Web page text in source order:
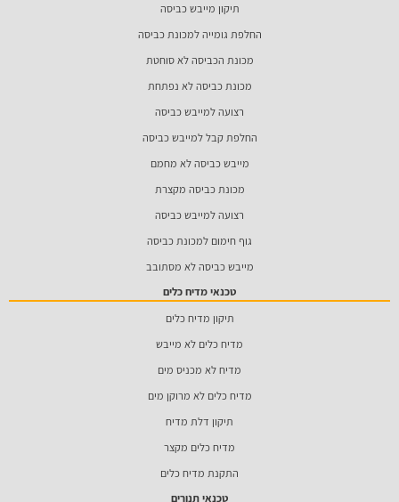
תיקון מייבש כביסה
החלפת גומייה למכונת כביסה
מכונת הכביסה לא סוחטת
מכונת כביסה לא נפתחת
רצועה למייבש כביסה
החלפת קבל למייבש כביסה
מייבש כביסה לא מחמם
מכונת כביסה מקצרת
רצועה למייבש כביסה
גוף חימום למכונת כביסה
מייבש כביסה לא מסתובב
טכנאי מדיח כלים
תיקון מדיח כלים
מדיח כלים לא מייבש
מדיח לא מכניס מים
מדיח כלים לא מרוקן מים
תיקון דלת מדיח
מדיח כלים מקצר
התקנת מדיח כלים
טכנאי תנורים